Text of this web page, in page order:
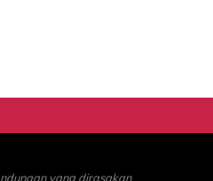
yang dirasakan